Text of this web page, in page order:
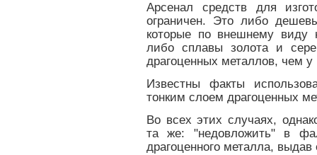
Арсенал средств для
ограничен. Это либо
которые по внешнему виду
либо сплавы золота и
драгоценных металлов, чем
Известны факты
тонким слоем драгоценных
Во всех этих случаях,
та же: "недовложить" в
драгоценного металла,